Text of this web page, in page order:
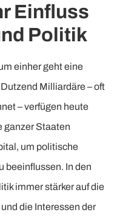
Einfluss
Politik
einher geht eine
Milliardäre – oft
– verfügen heute
ganzer Staaten
um politische
beeinflussen. In den
immer stärker auf die
die Interessen der